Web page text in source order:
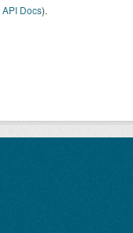
API Docs).